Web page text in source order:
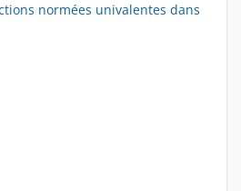
normées univalentes dans